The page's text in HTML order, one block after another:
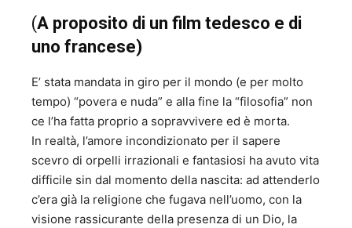
dal 1993 al 1997, nominato dalla Regione Lazio. d) Vice
Presidente del Consiglio di Amministrazione della Banca
Nazionale del Lavoro – Sezione Autonoma di Credito
Presidente del Consiglio Direttivo dell’Accademia
Filarmonica Romana, plurisecolare istituzione musicale di
rilevanza nazionale. f) Membro del Consiglio Direttivo
dell’Ente Autonomo “La Biennale di Venezia” per due
mandati consecutivi. 2 – Incarichi direttivi in Gabinetti
dal 1970 al 1973 (Vice Capo di Gabinetto). b) Ministero dei
lavori pubblici dal 1973 al 1975 (Capo dell’Ufficio
Legislativo). c) Ministero della difesa dal 1979 al 1983
(A proposito di un film tedesco e di
uno francese)
E’ stata mandata in giro per il mondo (e per molto
tempo) “povera e nuda” e alla fine la “filosofia” non
ce l’ha fatta proprio a sopravvivere ed è morta.
In realtà, l’amore incondizionato per il sapere
scevro di orpelli irrazionali e fantasiosi ha avuto vita
difficile sin dal momento della nascita: ad attenderlo
c’era già la religione che fugava nell’uomo, con la
visione rassicurante della presenza di un Dio, la